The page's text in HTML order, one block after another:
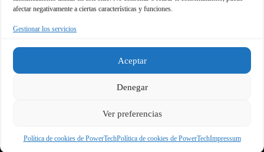
afectar negativamente a ciertas características y funciones.
Gestionar los servicios
Aceptar
Denegar
Ver preferencias
Política de cookies de PowerTechPolítica de cookies de PowerTechImpressum
Gaming 1080p
CPU para RTX 4060 Ti
Mejores SSDs NVMe
LEGAL
Aviso legal
COMUNIDAD
tu correo.